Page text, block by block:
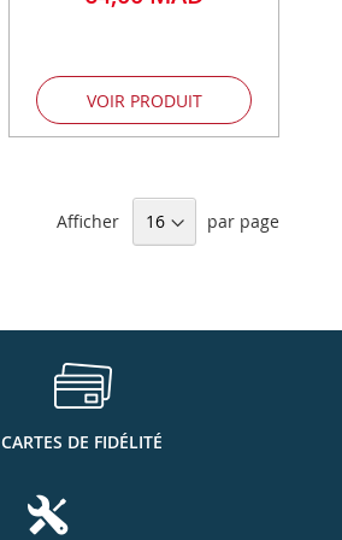
VOIR PRODUIT
Afficher par page
CARTES DE FIDÉLITÉ